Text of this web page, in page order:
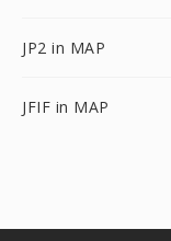
JP2 in MAP
JFIF in MAP